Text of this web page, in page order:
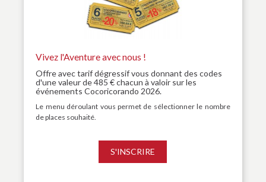
Vivez l'Aventure avec nous !
Offre avec tarif dégressif vous donnant des codes
d'une valeur de 485 € chacun à valoir sur les
événements Cocoricorando 2026.
Le menu déroulant vous permet de sélectionner le nombre
de places souhaité.
S'INSCRIRE